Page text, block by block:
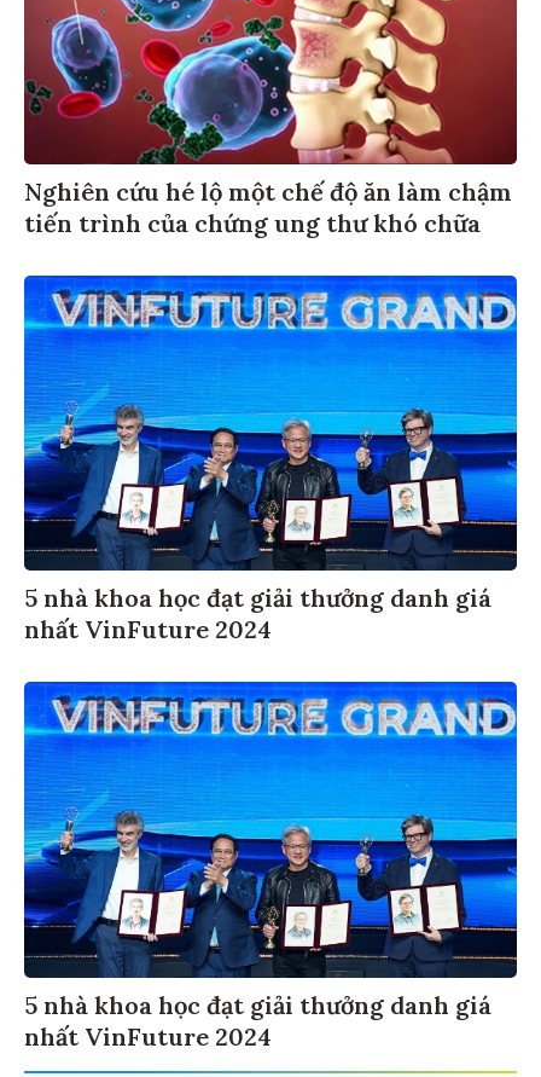
Nghiên cứu hé lộ một chế độ ăn làm chậm
tiến trình của chứng ung thư khó chữa
5 nhà khoa học đạt giải thưởng danh giá
nhất VinFuture 2024
5 nhà khoa học đạt giải thưởng danh giá
nhất VinFuture 2024